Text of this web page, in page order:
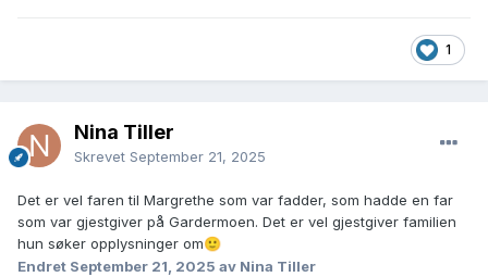
1
Nina Tiller
Skrevet September 21, 2025
Det er vel faren til Margrethe som var fadder, som hadde en far
som var gjestgiver på Gardermoen. Det er vel gjestgiver familien
hun søker opplysninger om🙂
Endret September 21, 2025 av Nina Tiller